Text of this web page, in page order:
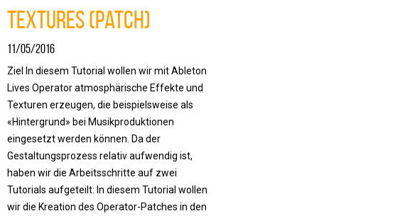
Textures (Patch)
11/05/2016
Ziel In diesem Tutorial wollen wir mit Ableton
Lives Operator atmosphärische Effekte und
Texturen erzeugen, die beispielsweise als
«Hintergrund» bei Musikproduktionen
eingesetzt werden können. Da der
Gestaltungsprozess relativ aufwendig ist,
haben wir die Arbeitsschritte auf zwei
Tutorials aufgeteilt: In diesem Tutorial wollen
wir die Kreation des Operator-Patches in den